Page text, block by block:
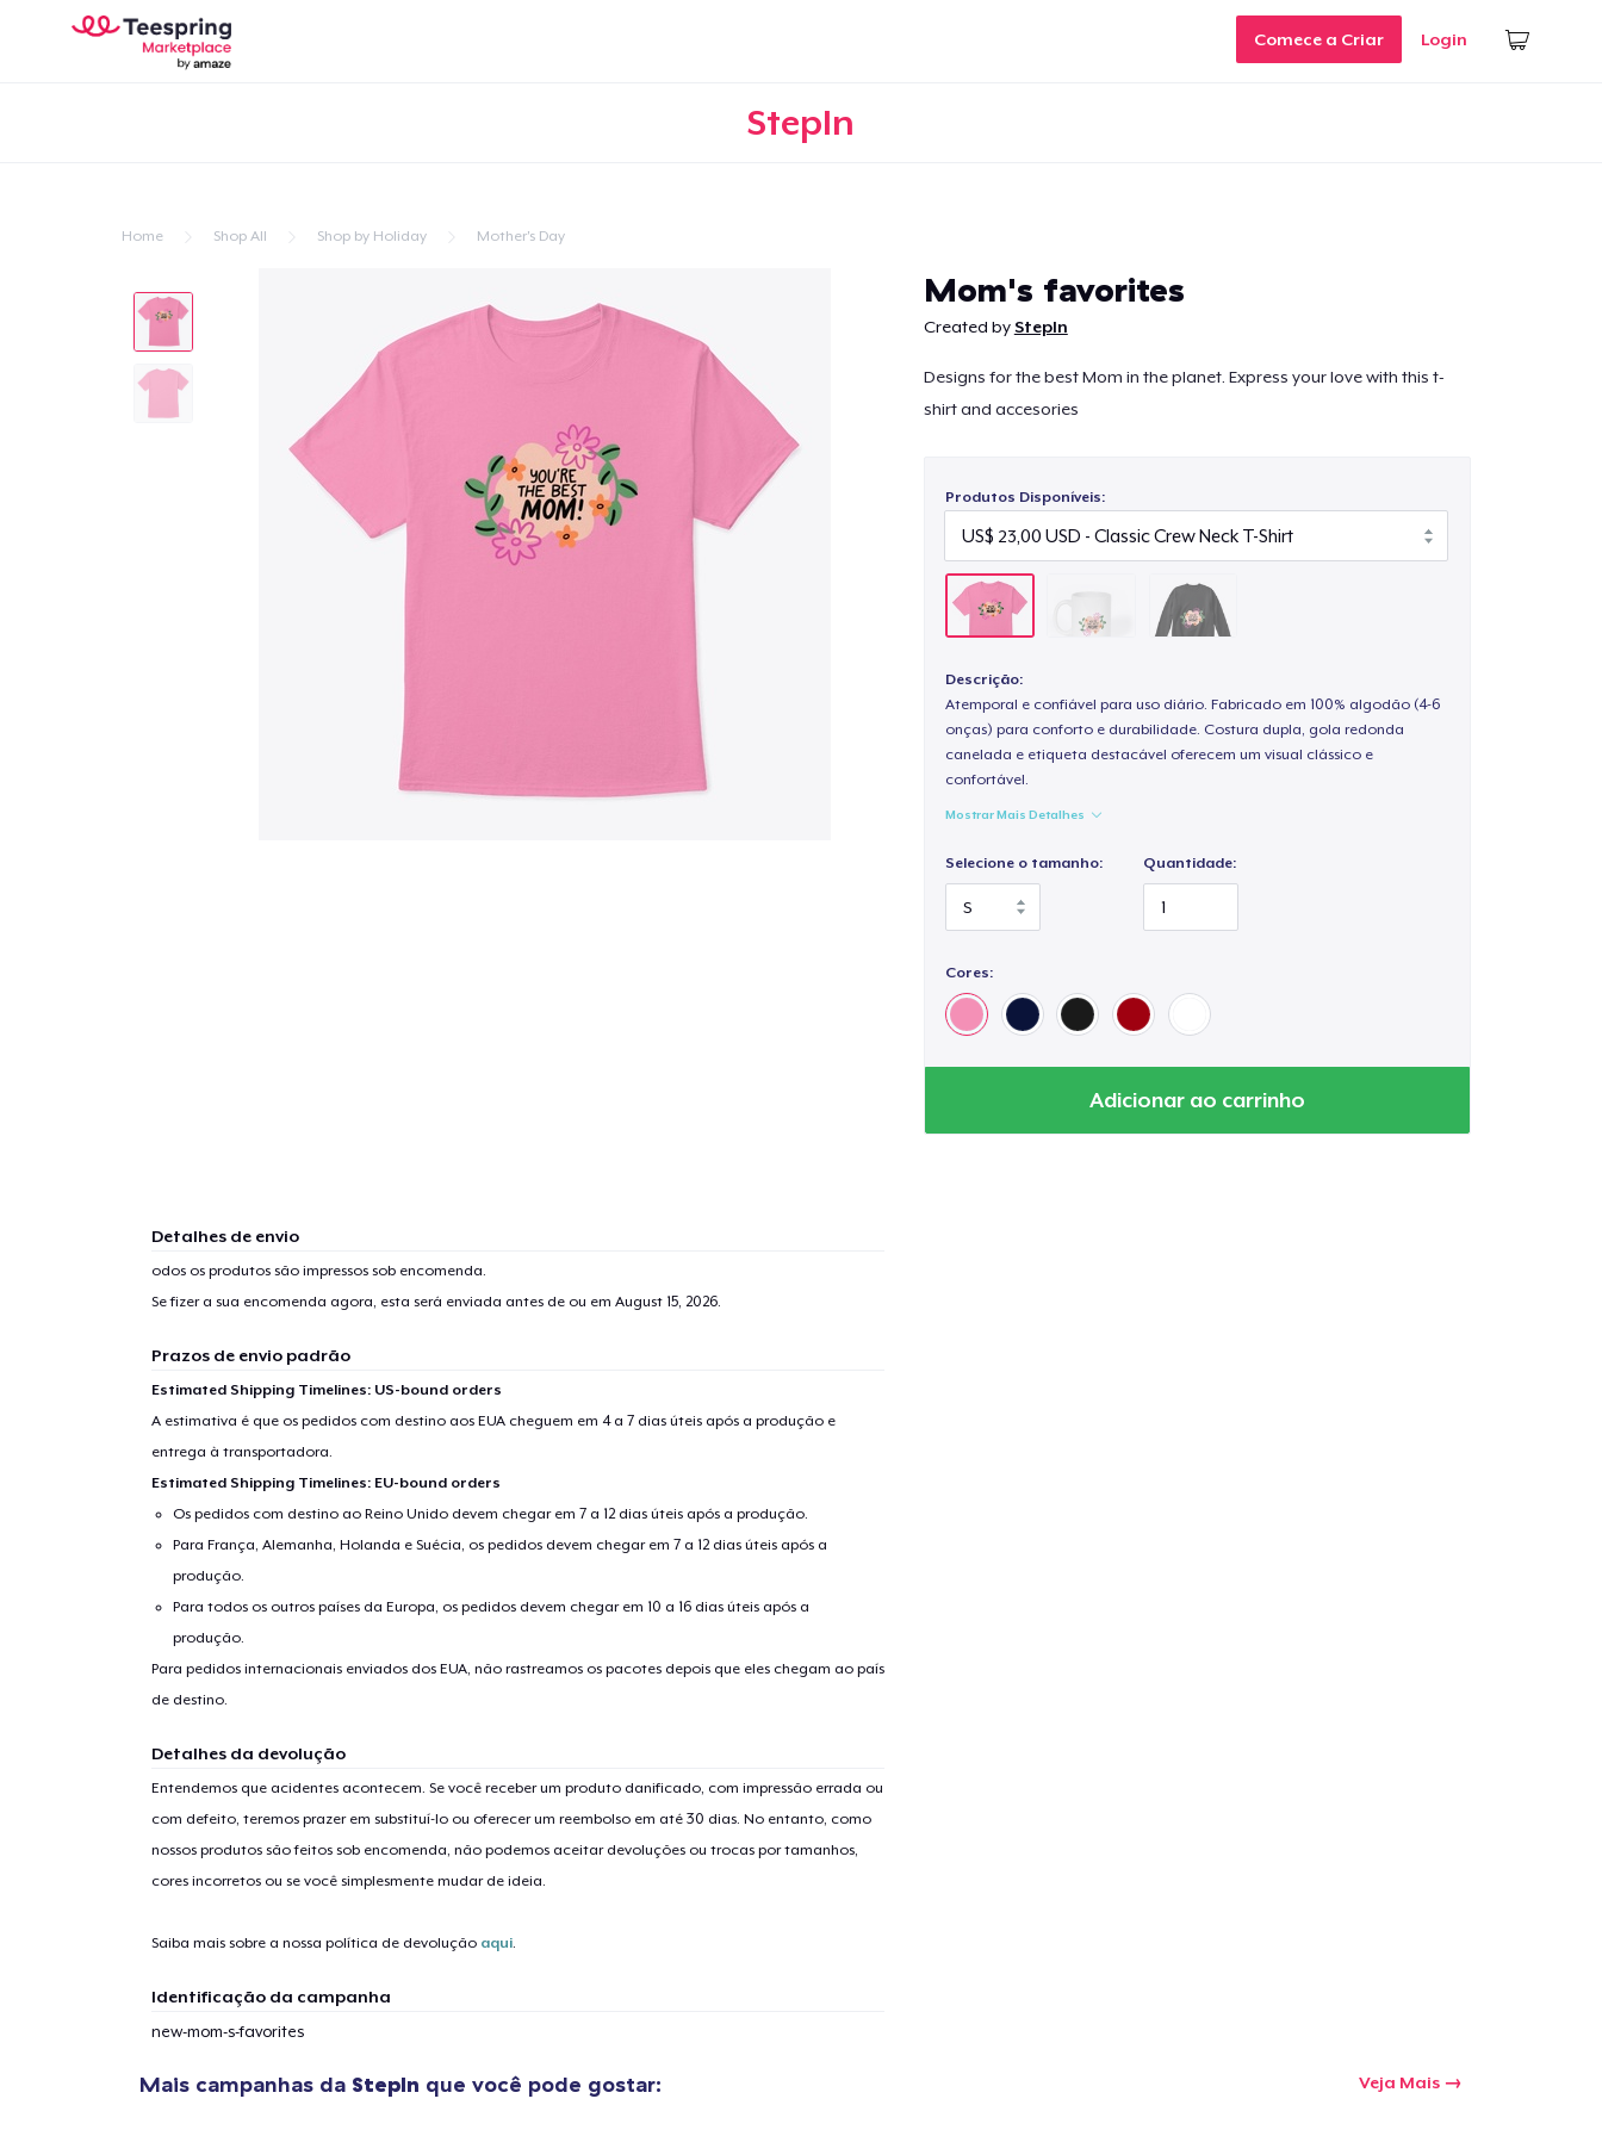
Comece a Criar Login
StepIn
Home Shop All Shop by Holiday Mother's Day
Mom's favorites
Created byStepIn
Designs for the best Mom in the planet. Express your love with this t-
shirt and accesories
Produtos Disponíveis:
Descrição:
Atemporal e confiável para uso diário. Fabricado em 100% algodão (4-6
onças) para conforto e durabilidade. Costura dupla, gola redonda
canelada e etiqueta destacável oferecem um visual clássico e
confortável.
Mostrar Mais Detalhes
Selecione o tamanho: Quantidade:
Cores:
Adicionar ao carrinho
Detalhes de envio
odos os produtos são impressos sob encomenda.
Se fizer a sua encomenda agora, esta será enviada antes de ou em August 15, 2026.
Prazos de envio padrão
Estimated Shipping Timelines: US-bound orders
A estimativa é que os pedidos com destino aos EUA cheguem em 4 a 7 dias úteis após a produção e
entrega à transportadora.
Estimated Shipping Timelines: EU-bound orders
Os pedidos com destino ao Reino Unido devem chegar em 7 a 12 dias úteis após a produção.
Para França, Alemanha, Holanda e Suécia, os pedidos devem chegar em 7 a 12 dias úteis após a
produção.
Para todos os outros países da Europa, os pedidos devem chegar em 10 a 16 dias úteis após a
produção.
Para pedidos internacionais enviados dos EUA, não rastreamos os pacotes depois que eles chegam ao país
de destino.
Detalhes da devolução
Entendemos que acidentes acontecem. Se você receber um produto danificado, com impressão errada ou
com defeito, teremos prazer em substituí-lo ou oferecer um reembolso em até 30 dias. No entanto, como
nossos produtos são feitos sob encomenda, não podemos aceitar devoluções ou trocas por tamanhos,
cores incorretos ou se você simplesmente mudar de ideia.
Saiba mais sobre a nossa política de devolução aqui.
Identificação da campanha
new-mom-s-favorites
Mais campanhas da StepIn que você pode gostar: Veja Mais